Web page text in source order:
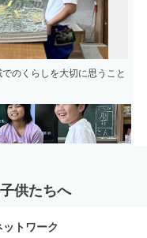
のくらしを大切に思うこと
供たちへ
トワーク